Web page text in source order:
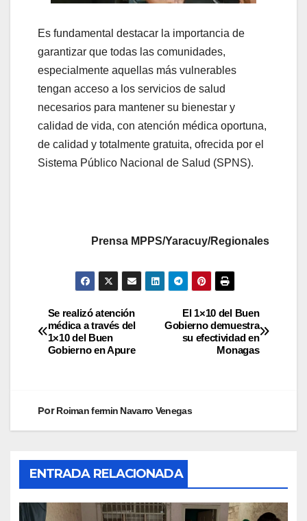
Es fundamental destacar la importancia de
garantizar que todas las comunidades,
especialmente aquellas más vulnerables
tengan acceso a los servicios de salud
necesarios para mantener su bienestar y
calidad de vida, con atención médica oportuna,
de calidad y totalmente gratuita, ofrecida por el
Sistema Público Nacional de Salud (SPNS).
Prensa MPPS/Yaracuy/Regionales
El 1×10 del Buen
Gobierno demuestra
su efectividad en
Monagas
Se realizó atención
médica a través del
1×10 del Buen
Gobierno en Apure
PorRoiman fermin Navarro Venegas
ENTRADA RELACIONADA